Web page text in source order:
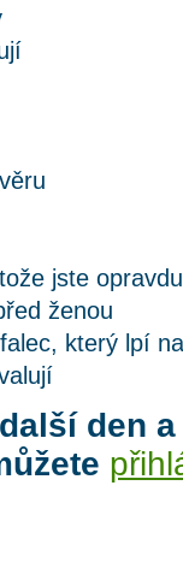
jste
ženou
který lpí
den